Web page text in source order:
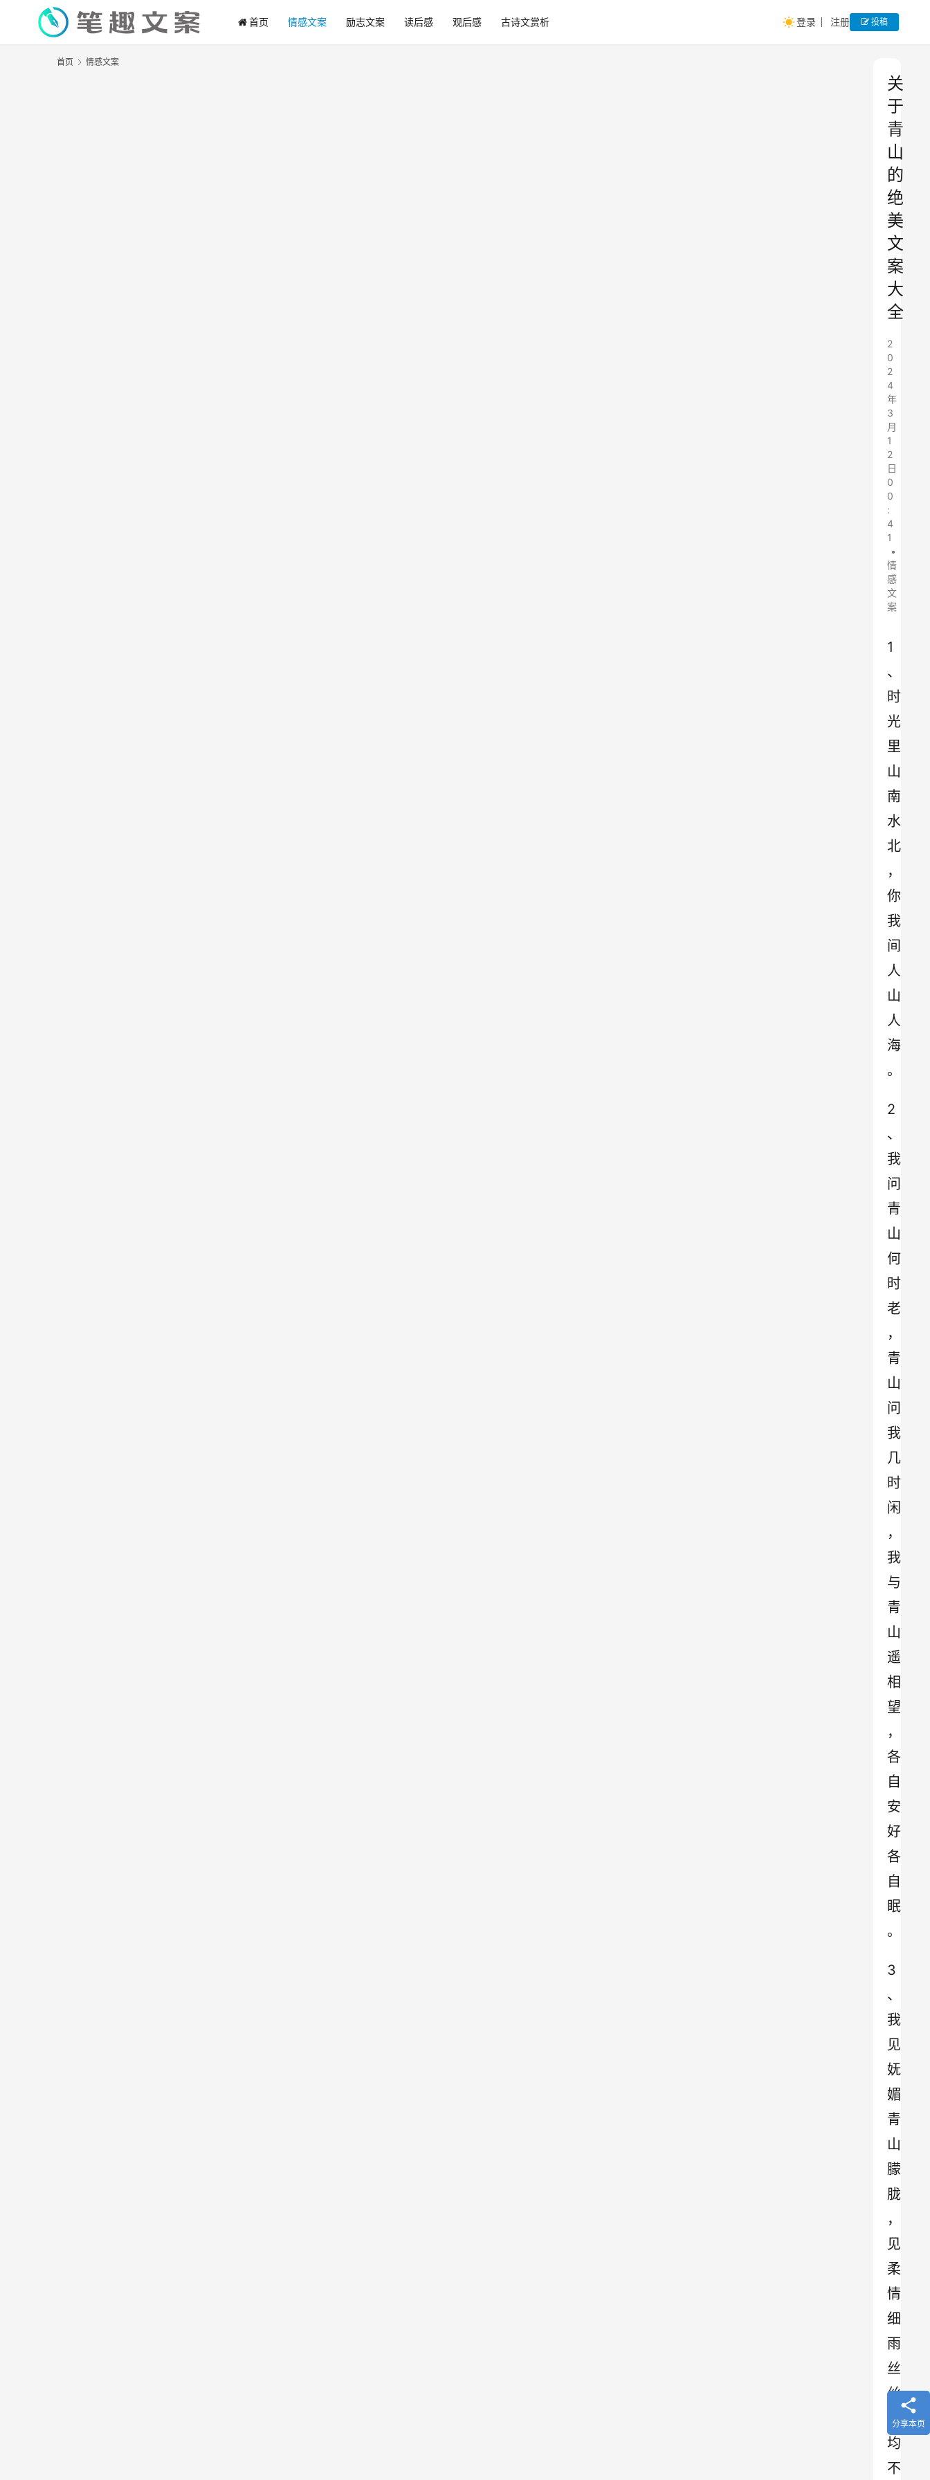
首页 情感文案 励志文案 读后感 观后感 古诗文赏析 登录 注册 投稿
首页 情感文案
关
于
青
山
的
绝
美
文
案
大
全
2
0
2
4
年
3
月
1
2
日
0
0
:
4
1
•
情
感
文
案
1
、
时
光
里
山
南
水
北
，
你
我
间
人
山
人
海
。
2
、
我
问
青
山
何
时
老
，
青
山
问
我
几
时
闲
，
我
与
青
山
遥
相
望
，
各
自
安
好
各
自
眠
。
3
、
我
见
妩
媚
青
山
朦
胧
，
见
柔
情
细
雨
丝
丝
，
均
不
分享本页